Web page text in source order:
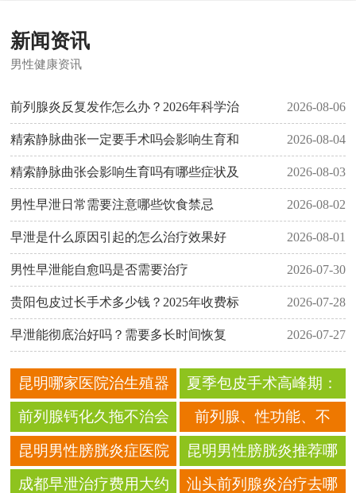
新闻资讯
男性健康资讯
前列腺炎反复发作怎么办？2026年科学治 2026-08-06
精索静脉曲张一定要手术吗会影响生育和 2026-08-04
精索静脉曲张会影响生育吗有哪些症状及 2026-08-03
男性早泄日常需要注意哪些饮食禁忌 2026-08-02
早泄是什么原因引起的怎么治疗效果好 2026-08-01
男性早泄能自愈吗是否需要治疗 2026-07-30
贵阳包皮过长手术多少钱？2025年收费标 2026-07-28
早泄能彻底治好吗？需要多长时间恢复 2026-07-27
昆明哪家医院治生殖器
疱疹好？这份就医指南
请收好
夏季包皮手术高峰期：
昆明男科专家提醒，这
些误区千万别踩
前列腺钙化久拖不治会
癌变？昆明医生揭晓真
相，附当地治疗攻略
前列腺、性功能、不
育？昆明男科一站式解
决方案全解析
昆明男性膀胱炎症医院
排名哪家服务更周到更
昆明男性膀胱炎推荐哪
家医院治疗 专业团队
成都早泄治疗费用大约
汕头前列腺炎治疗去哪